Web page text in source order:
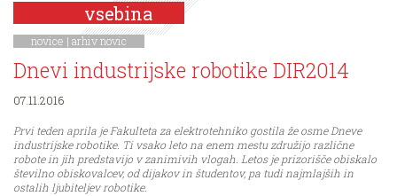
vsebina
novice | arhiv novic
Dnevi industrijske robotike DIR2014
07.11.2016
Prvi teden aprila je Fakulteta za elektrotehniko gostila že osme Dneve
industrijske robotike. Ti vsako leto na enem mestu združijo različne
robote in jih predstavijo v zanimivih vlogah. Letos je prizorišče obiskalo
številno obiskovalcev, od dijakov in študentov, pa tudi najmlajših in
ostalih ljubiteljev robotike.